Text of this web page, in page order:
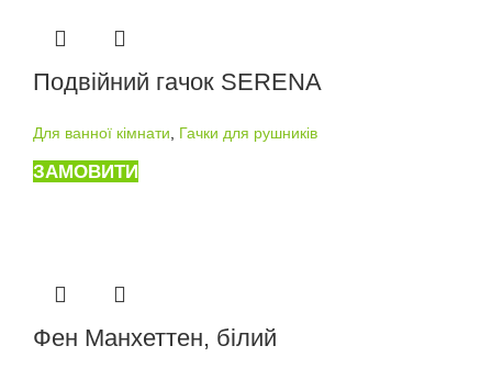
Подвійний гачок SERENA
Для ванної кімнати, Гачки для рушників
ЗАМОВИТИ
Фен Манхеттен, білий